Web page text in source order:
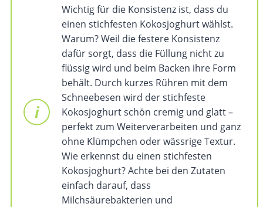
Wichtig für die Konsistenz ist, dass du
einen stichfesten Kokosjoghurt wählst.
Warum? Weil die festere Konsistenz
dafür sorgt, dass die Füllung nicht zu
flüssig wird und beim Backen ihre Form
behält. Durch kurzes Rühren mit dem
Schneebesen wird der stichfeste
Kokosjoghurt schön cremig und glatt –
perfekt zum Weiterverarbeiten und ganz
ohne Klümpchen oder wässrige Textur.
Wie erkennst du einen stichfesten
Kokosjoghurt? Achte bei den Zutaten
einfach darauf, dass
Milchsäurebakterien und